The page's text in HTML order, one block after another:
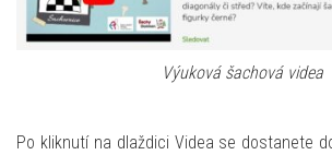
Výuková šachová videa
Po kliknutí na dlaždici Videa se dostanete